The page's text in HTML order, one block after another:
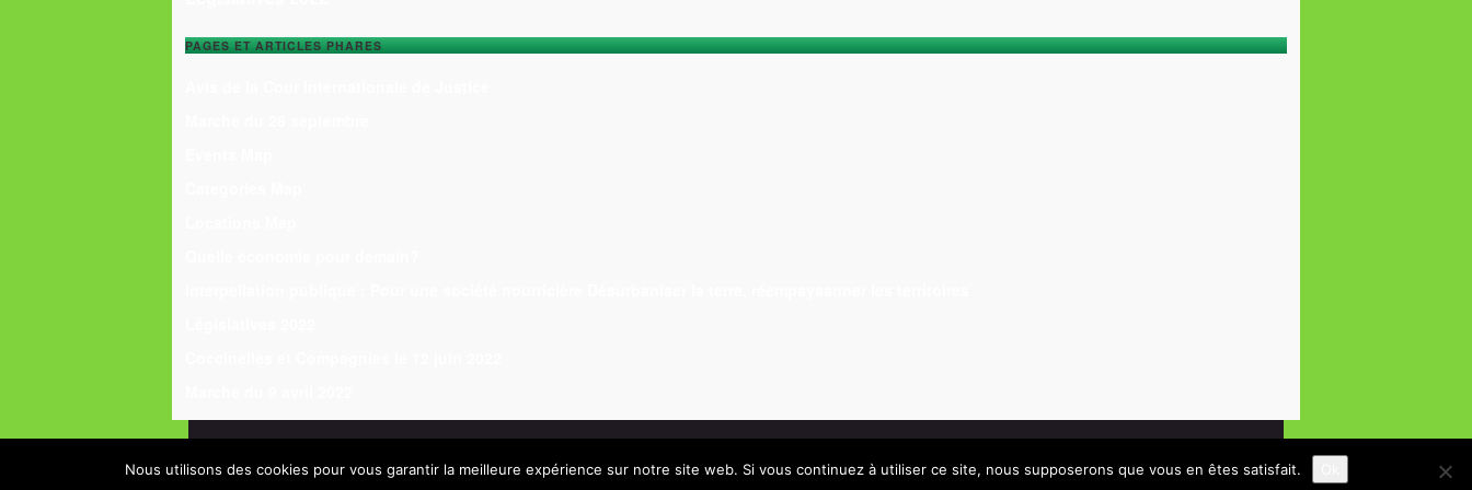
PAGES ET ARTICLES PHARES
Alternatiba
Nous utilisons des cookies pour vous garantir la meilleure expérience sur notre site web. Si vous continuez à utiliser ce site, nous supposerons que vous en êtes satisfait.